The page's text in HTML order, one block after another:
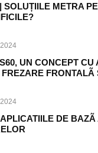
SOLUȚIILE METRA
UN CONCEPT CU
FRONTALÃ
DE BAZÃ